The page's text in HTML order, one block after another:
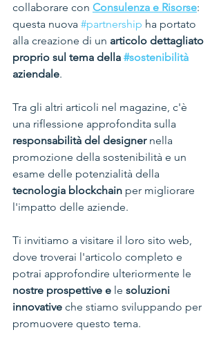
collaborare con Consulenza e Risorse:
questa nuova #partnership ha portato
alla creazione di un articolo dettagliato
proprio sul tema della #sostenibilità
aziendale.
Tra gli altri articoli nel magazine, c'è
una riflessione approfondita sulla
responsabilità del designer nella
promozione della sostenibilità e un
esame delle potenzialità della
tecnologia blockchain per migliorare
l'impatto delle aziende.
Ti invitiamo a visitare il loro sito web,
dove troverai l'articolo completo e
potrai approfondire ulteriormente le
nostre prospettive e le soluzioni
innovative che stiamo sviluppando per
promuovere questo tema.